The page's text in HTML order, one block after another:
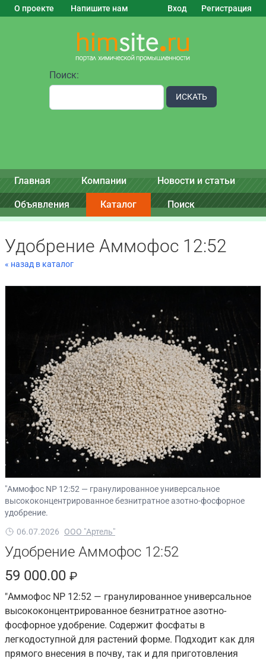
О проекте Напишите нам Вход Регистрация
Поиск:
ИСКАТЬ
Главная Компании Новости и статьи
Объявления Каталог Поиск
Удобрение Аммофос 12:52
« назад в каталог
"Аммофос NP 12:52 — гранулированное универсальное
высококонцентрированное безнитратное азотно-фосфорное
удобрение.
06.07.2026
ООО "Артель"
Удобрение Аммофос 12:52
59 000.00 ₽
"Аммофос NP 12:52 — гранулированное универсальное
высококонцентрированное безнитратное азотно-
фосфорное удобрение. Содержит фосфаты в
легкодоступной для растений форме. Подходит как для
прямого внесения в почву, так и для приготовления